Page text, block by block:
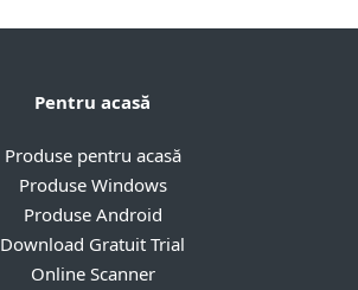
Pentru acasă
Produse pentru acasă
Produse Windows
Produse Android
Download Gratuit Trial
Online Scanner